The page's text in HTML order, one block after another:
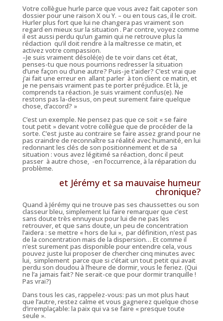
Votre collègue hurle parce que vous avez fait capoter son
dossier pour une raison X ou Y. – ou en tous cas, il le croit.
Hurler plus fort que lui ne changera pas vraiment son
regard en mieux sur la situation . Par contre, voyez comme
il est aussi perdu qu’un gamin qui ne retrouve plus la
rédaction qu’il doit rendre à la maîtresse ce matin, et
activez votre compassion.
–Je suis vraiment désolé(e) de te voir dans cet état,
penses-tu que nous pourrions redresser la situation
d’une façon ou d’une autre? Puis-je t’aider? C’est vrai que
j’ai fait une erreur en allant parler à ton client ce matin, et
je ne pensais vraiment pas te porter préjudice. Et là, je
comprends ta réaction. Je suis vraiment confus(e). Ne
restons pas la-dessus, on peut surement faire quelque
chose, d’accord? »
C’est un exemple. Ne pensez pas que ce soit « se faire
tout petit » devant votre collègue que de procéder de la
sorte. C’est juste au contraire se faire assez grand pour ne
pas craindre de reconnaître sa réalité avec humanité, en lui
redonnant les clés de son positionnement et de sa
situation : vous avez légitimé sa réaction, donc il peut
passer à autre chose, -en l’occurrence, à la réparation du
problème.
et Jérémy et sa mauvaise humeur
chronique?
Quand à Jérémy qui ne trouve pas ses chaussettes ou son
classeur bleu, simplement lui faire remarquer que c’est
sans doute très ennuyeux pour lui de ne pas les
retrouver, et que sans doute, un peu de concentration
l’aidera : se mettre « hors de lui », par définition, n’est pas
de la concentration mais de la dispersion… Et comme il
n’est surement pas disponible pour entendre cela, vous
pouvez juste lui proposer de chercher cinq minutes avec
lui, simplement parce que si c’était un tout petit qui avait
perdu son doudou à l’heure de dormir, vous le feriez. (Qui
ne l’a jamais fait? Ne serait-ce que pour dormir tranquille !
Pas vrai?)
Dans tous les cas, rappelez-vous: pas un mot plus haut
que l’autre, restez calme et vous gagnerez quelque chose
d’irremplaçable: la paix qui va se faire « presque toute
seule ».